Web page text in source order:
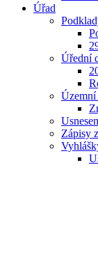
Úřad
Úřední
Územní
Zápisy